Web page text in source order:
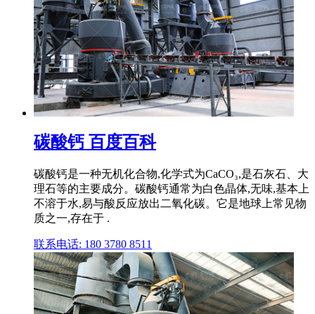
碳酸钙 百度百科
碳酸钙是一种无机化合物,化学式为CaCO₃,是石灰石、大
理石等的主要成分。碳酸钙通常为白色晶体,无味,基本上
不溶于水,易与酸反应放出二氧化碳。它是地球上常见物
质之一,存在于 .
联系电话: 180 3780 8511